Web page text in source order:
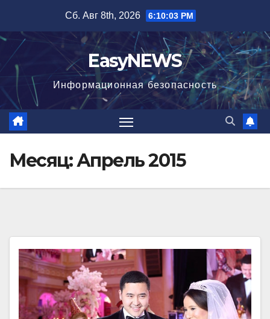
содержимому
Сб. Авг 8th, 2026 6:10:04 PM
EasyNEWS
Информационная безопаcность
Месяц:Апрель 2015